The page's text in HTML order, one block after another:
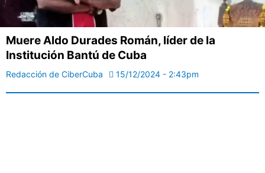
Muere Aldo Durades Román, líder de la
Institución Bantú de Cuba
Redacción de CiberCuba 15/12/2024 - 2:43pm